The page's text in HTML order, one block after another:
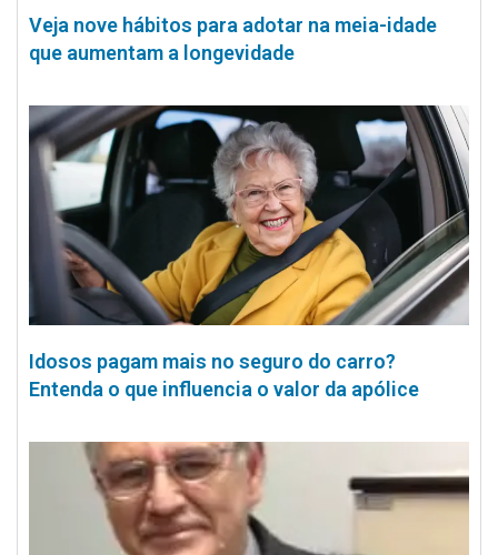
Veja nove hábitos para adotar na meia-idade
que aumentam a longevidade
Idosos pagam mais no seguro do carro?
Entenda o que influencia o valor da apólice